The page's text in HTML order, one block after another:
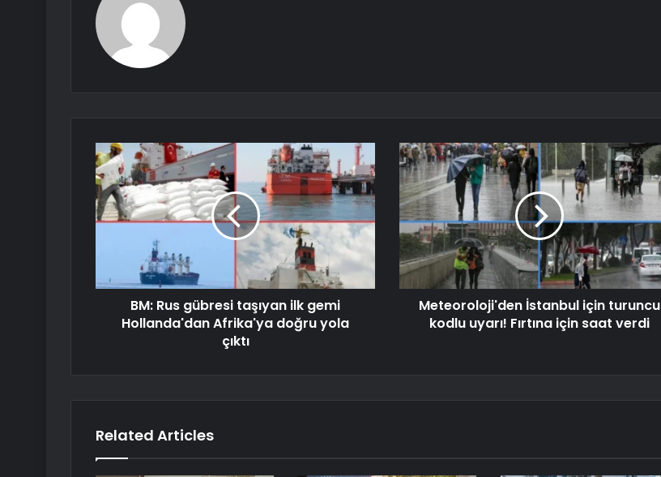
BM: Rus gübresi taşıyan ilk gemi
Hollanda'dan Afrika'ya doğru yola
çıktı
Meteoroloji'den İstanbul için turuncu
kodlu uyarı! Fırtına için saat verdi
Related Articles